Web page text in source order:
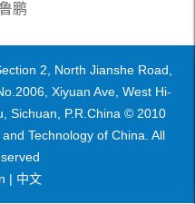
鹏
2, North Jianshe Road,
Xiyuan Ave, West Hi-
P.R.China © 2010
Technology of China. All
| 中文